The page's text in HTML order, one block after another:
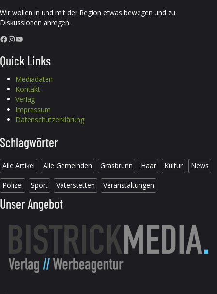
Wir wollen in und mit der Region etwas bewegen und zu
Diskussionen anregen.
Facebook InstagramYouTube
Quick Links
Mediadaten
Kontakt
Verlag
Impressum
Datenschutzerklärung
Schlagwörter
Alle Artikel Alle Gemeinden Grasbrunn Haar Kultur News
Polizei Sport Vaterstetten Veranstaltungen
Unser Angebot